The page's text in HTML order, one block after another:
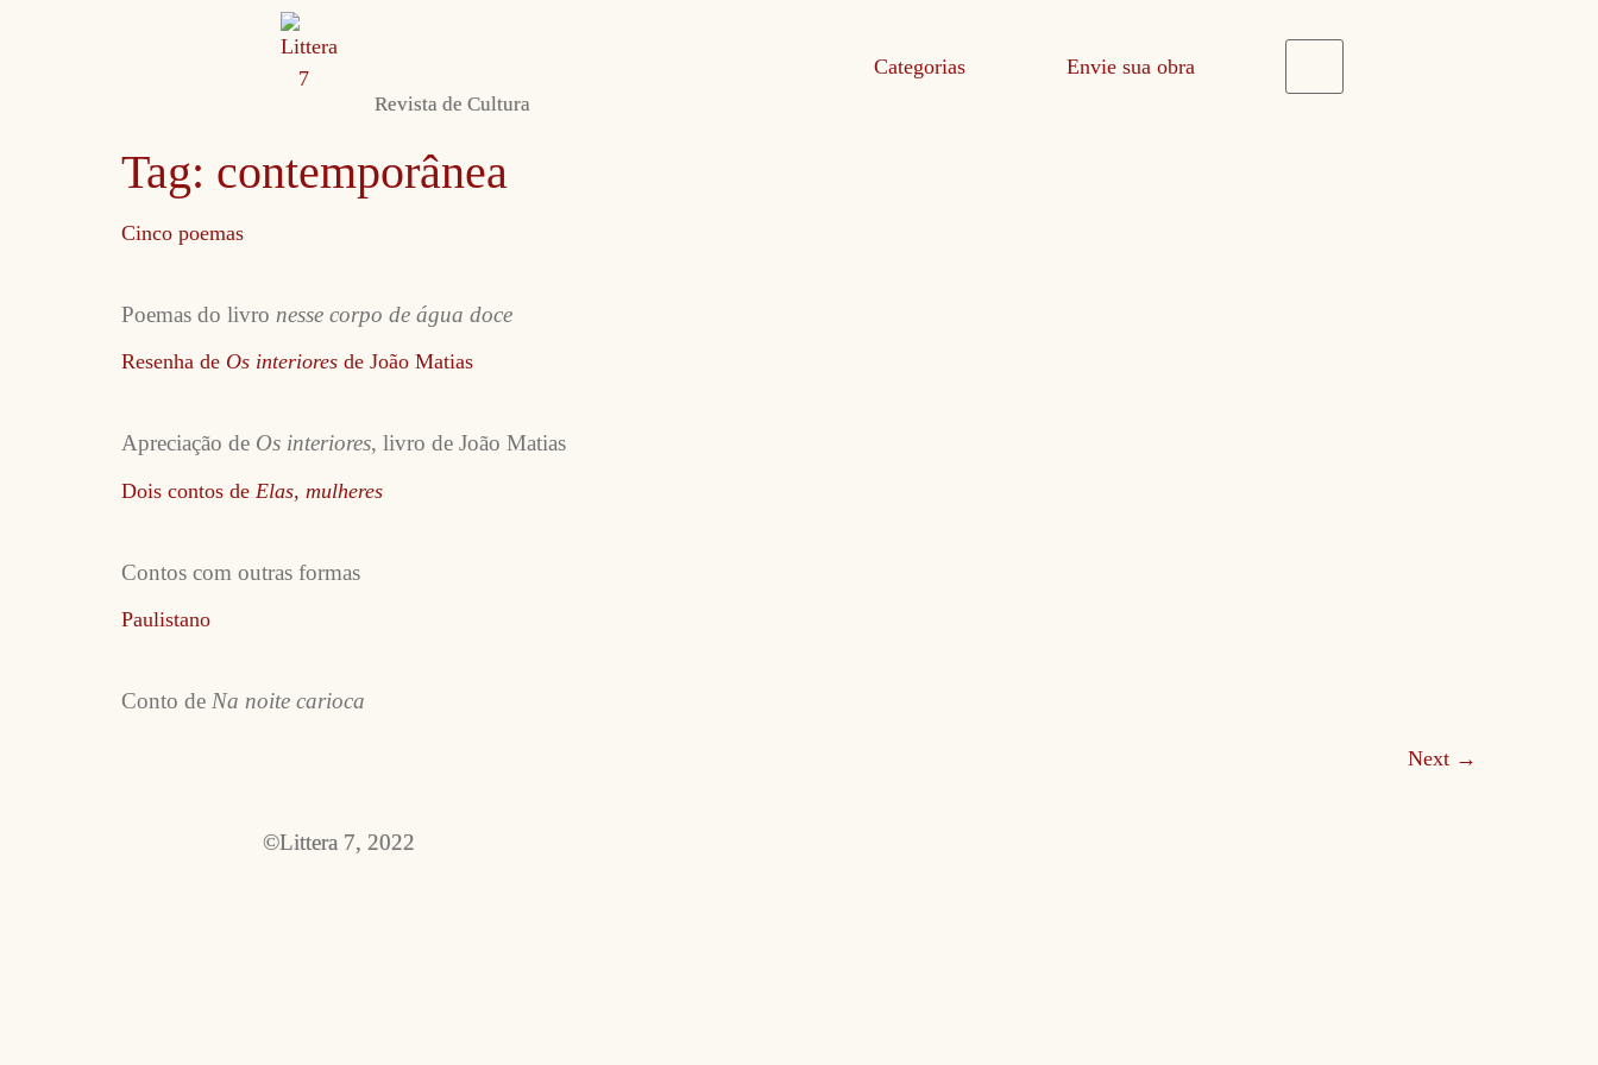
Revista de Cultura
Categorias Envie sua obra
Tag: contemporânea
Cinco poemas
Poemas do livro nesse corpo de água doce
Resenha de Os interiores de João Matias
Apreciação de Os interiores, livro de João Matias
Dois contos de Elas, mulheres
Contos com outras formas
Paulistano
Conto de Na noite carioca
Next →
©Littera 7, 2022